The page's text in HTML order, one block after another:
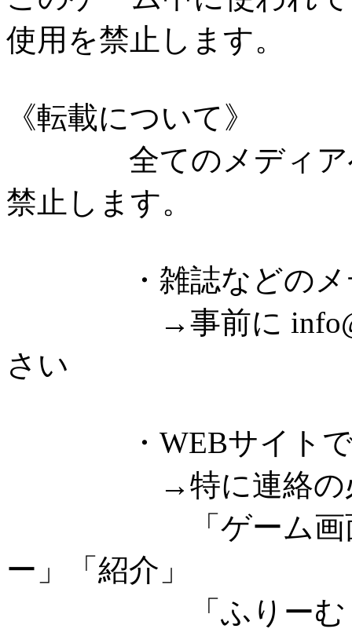
使用を禁止します。
《転載について》
全てのメディアへ
禁止します。
・雑誌などのメデ
→事前に
さい
・WEBサイトでゲ
→特に連絡の必
「ゲーム画面の
ー」「紹介」
「ふりーむ・ゲ